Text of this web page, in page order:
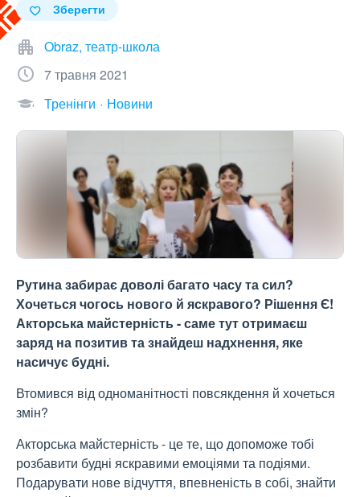
Зберегти
Obraz, театр-школа
7 травня 2021
Тренінги
Новини
Рутина забирає доволі багато часу та сил?
Хочеться чогось нового й яскравого? Рішення Є!
Акторська майстерність - саме тут отримаєш
заряд на позитив та знайдеш надхнення, яке
насичує будні.
Втомився від одноманітності повсякдення й хочеться
змін?
Акторська майстерність - це те, що допоможе тобі
розбавити будні яскравими емоціями та подіями.
Подарувати нове відчуття, впевненість в собі, знайти